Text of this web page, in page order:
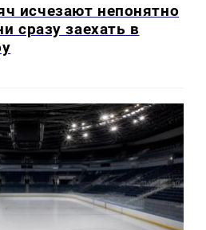
исчезают непонятно
сразу заехать в